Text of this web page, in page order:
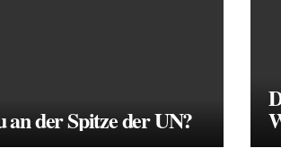
an der Spitze der UN?